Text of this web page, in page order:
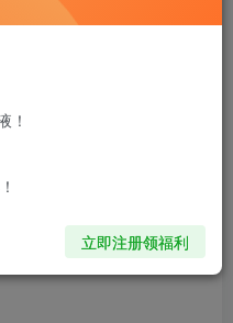
大的功夫，看起来确
计的非常精致，材质
中等的玩家。
！
立即注册领福利